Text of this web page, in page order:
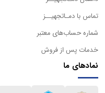
تماس با دمـاتجهیــز
شماره حساب‌های معتبر
خدمات پس از فروش
نمادهای ما